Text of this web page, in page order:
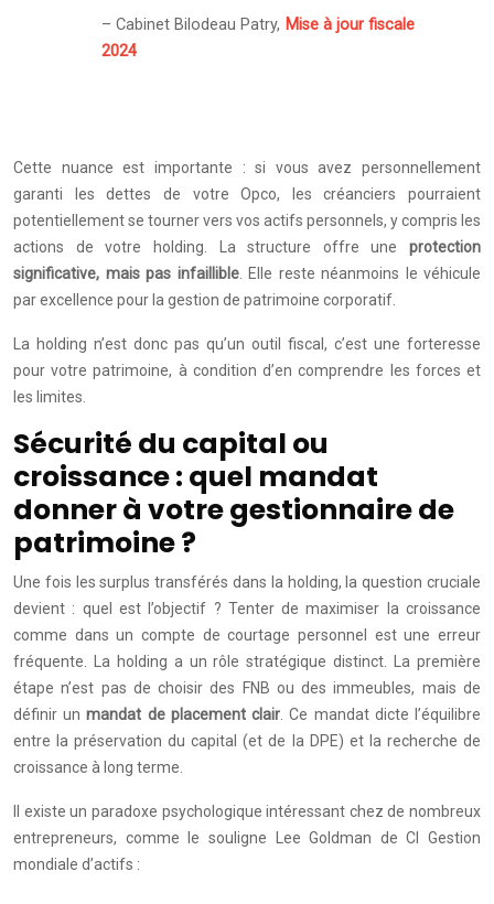
– Cabinet Bilodeau Patry, Mise à jour fiscale
2024
Cette nuance est importante : si vous avez personnellement
garanti les dettes de votre Opco, les créanciers pourraient
potentiellement se tourner vers vos actifs personnels, y compris les
actions de votre holding. La structure offre une protection
significative, mais pas infaillible. Elle reste néanmoins le véhicule
par excellence pour la gestion de patrimoine corporatif.
La holding n’est donc pas qu’un outil fiscal, c’est une forteresse
pour votre patrimoine, à condition d’en comprendre les forces et
les limites.
Sécurité du capital ou
croissance : quel mandat
donner à votre gestionnaire de
patrimoine ?
Une fois les surplus transférés dans la holding, la question cruciale
devient : quel est l’objectif ? Tenter de maximiser la croissance
comme dans un compte de courtage personnel est une erreur
fréquente. La holding a un rôle stratégique distinct. La première
étape n’est pas de choisir des FNB ou des immeubles, mais de
définir unmandat de placement clair . Ce mandat dicte l’équilibre
entre la préservation du capital (et de la DPE) et la recherche de
croissance à long terme.
Il existe un paradoxe psychologique intéressant chez de nombreux
entrepreneurs, comme le souligne Lee Goldman de CI Gestion
mondiale d’actifs :